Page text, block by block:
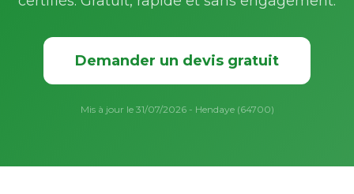
Demander un devis gratuit
Mis à jour le 31/07/2026 - Hendaye (64700)